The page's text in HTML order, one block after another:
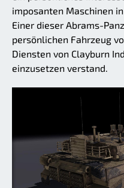
imposanten Maschinen
Einer dieser Abrams-
persönlichen Fahrzeug
Diensten von Clayburn
einzusetzen verstand.